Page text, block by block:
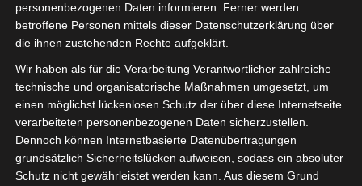
Am 20.01.26 um 10:00 Uhr findet das
personenbezogenen Daten informieren. Ferner werden
betroffene Personen mittels dieser Datenschutzerklärung über
die ihnen zustehenden Rechte aufgeklärt.
Wir haben als für die Verarbeitung Verantwortlicher zahlreiche
technische und organisatorische Maßnahmen umgesetzt, um
einen möglichst lückenlosen Schutz der über diese Internetseite
verarbeiteten personenbezogenen Daten sicherzustellen.
Dennoch können Internetbasierte Datenübertragungen
grundsätzlich Sicherheitslücken aufweisen, sodass ein absoluter
Schutz nicht gewährleistet werden kann. Aus diesem Grund